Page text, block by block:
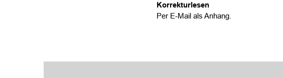
Korrekturlesen
Per E-Mail als Anhang.